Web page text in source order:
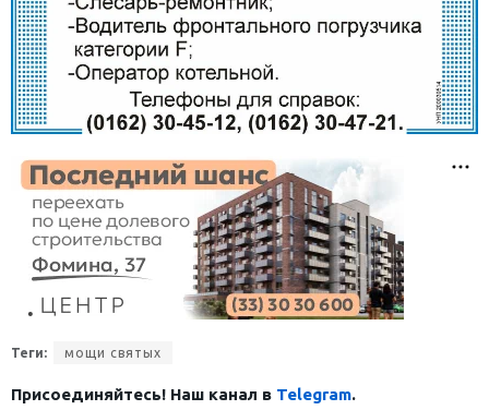
Теги: мощи святых
Присоединяйтесь! Наш канал в Telegram.